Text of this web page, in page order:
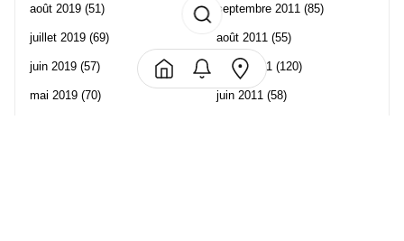
août 2019 (51)
juillet 2019 (69)
juin 2019 (57)
mai 2019 (70)
septembre 2011 (85)
août 2011 (55)
juillet 2011 (120)
juin 2011 (58)